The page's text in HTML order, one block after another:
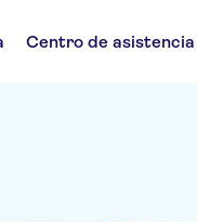
Centro de asistencia